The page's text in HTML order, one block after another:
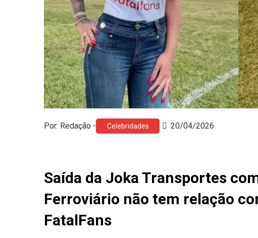
Por: Redação - Celebridades 20/04/2026
Saída da Joka Transportes
Ferroviário não tem relação
FatalFans